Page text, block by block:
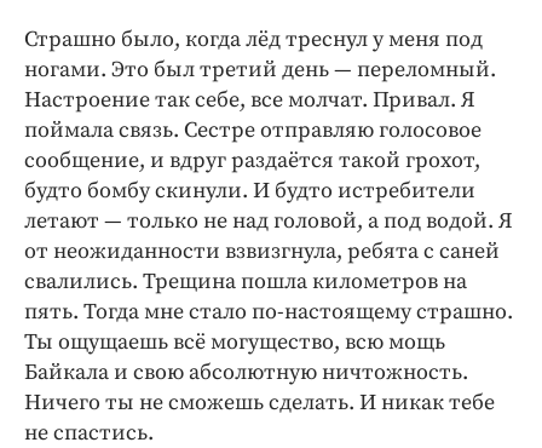
Страшно было, когда лёд треснул у меня под
ногами. Это был третий день — переломный.
Настроение так себе, все молчат. Привал. Я
поймала связь. Сестре отправляю голосовое
сообщение, и вдруг раздаётся такой грохот,
будто бомбу скинули. И будто истребители
летают — только не над головой, а под водой. Я
от неожиданности взвизгнула, ребята с саней
свалились. Трещина пошла километров на
пять. Тогда мне стало по-настоящему страшно.
Ты ощущаешь всё могущество, всю мощь
Байкала и свою абсолютную ничтожность.
Ничего ты не сможешь сделать. И никак тебе
не спастись.